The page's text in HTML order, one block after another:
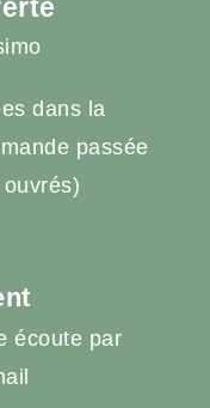
dans la
passée
écoute par